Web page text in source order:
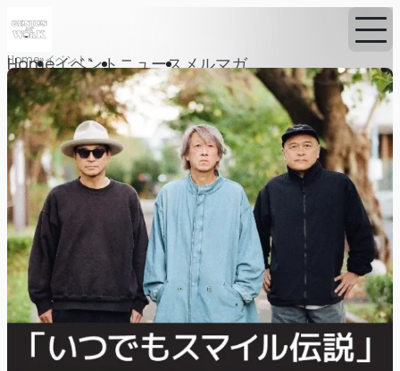
Homeイベントニュースメルマガ
Home イベント